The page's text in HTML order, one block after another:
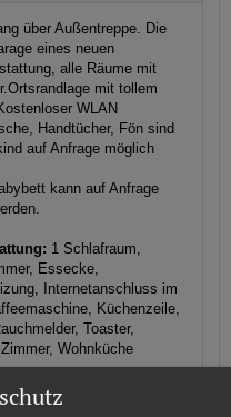
über Außentreppe. Die
eines neuen
alle Räume mit
mit tollem
WLAN
Handtücher, Fön sind
auf Anfrage möglich
kann auf Anfrage
1 Schlafraum,
Essecke,
Internetanschluss im
Küchenzeile,
Toaster,
Wohnküche